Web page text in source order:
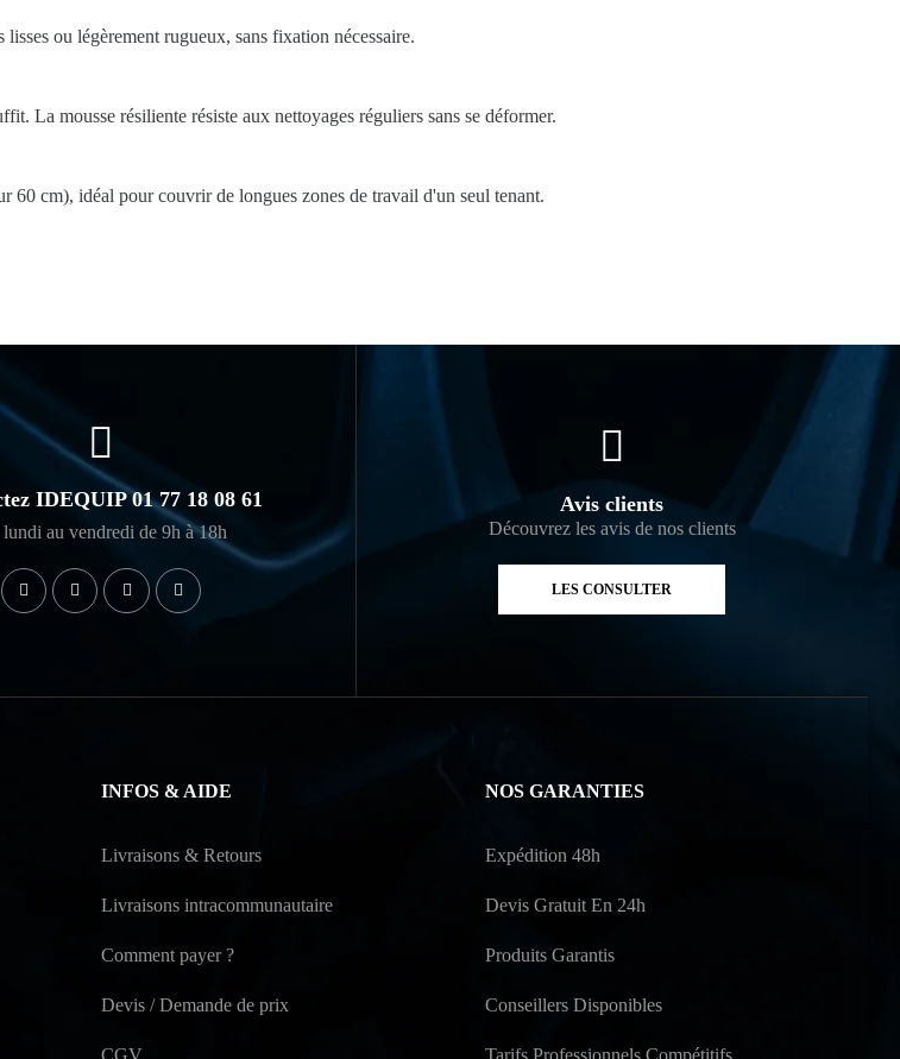
ou légèrement rugueux, sans fixation nécessaire.
La mousse résiliente résiste aux nettoyages réguliers sans se déformer.
cm), idéal pour couvrir de longues zones de travail d'un seul tenant.
IDEQUIP 01 77 18 08 61
au vendredi de 9h à 18h
Avis clients
Découvrez les avis de nos clients
LES CONSULTER
INFOS & AIDE
Livraisons & Retours
Livraisons intracommunautaire
Comment payer ?
Devis / Demande de prix
CGV
NOS GARANTIES
Expédition 48h
Devis Gratuit En 24h
Produits Garantis
Conseillers Disponibles
Tarifs Professionnels Compétitifs